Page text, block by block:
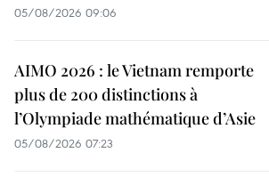
05/08/2026 09:06
AIMO 2026 : le Vietnam remporte
plus de 200 distinctions à
l’Olympiade mathématique d’Asie
05/08/2026 07:23